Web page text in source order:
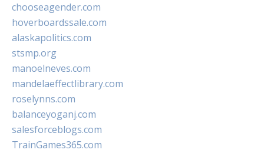
chooseagender.com
hoverboardssale.com
alaskapolitics.com
stsmp.org
manoelneves.com
mandelaeffectlibrary.com
roselynns.com
balanceyoganj.com
salesforceblogs.com
TrainGames365.com